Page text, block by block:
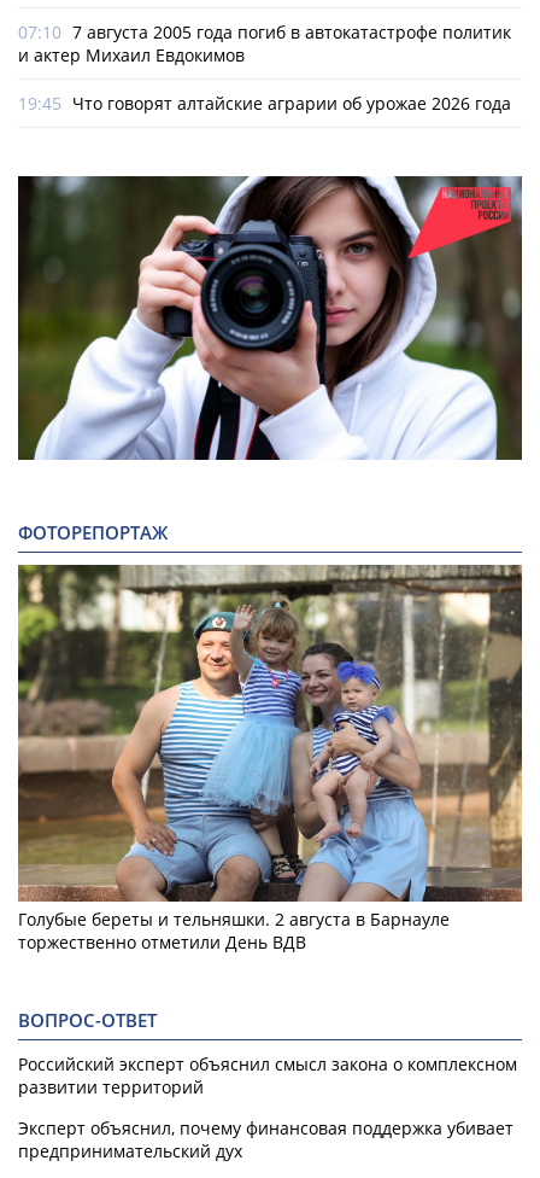
07:10 7 августа 2005 года погиб в автокатастрофе политик
и актер Михаил Евдокимов
19:45 Что говорят алтайские аграрии об урожае 2026 года
ФОТОРЕПОРТАЖ
Голубые береты и тельняшки. 2 августа в Барнауле
торжественно отметили День ВДВ
ВОПРОС-ОТВЕТ
Российский эксперт объяснил смысл закона о комплексном
развитии территорий
Эксперт объяснил, почему финансовая поддержка убивает
предпринимательский дух